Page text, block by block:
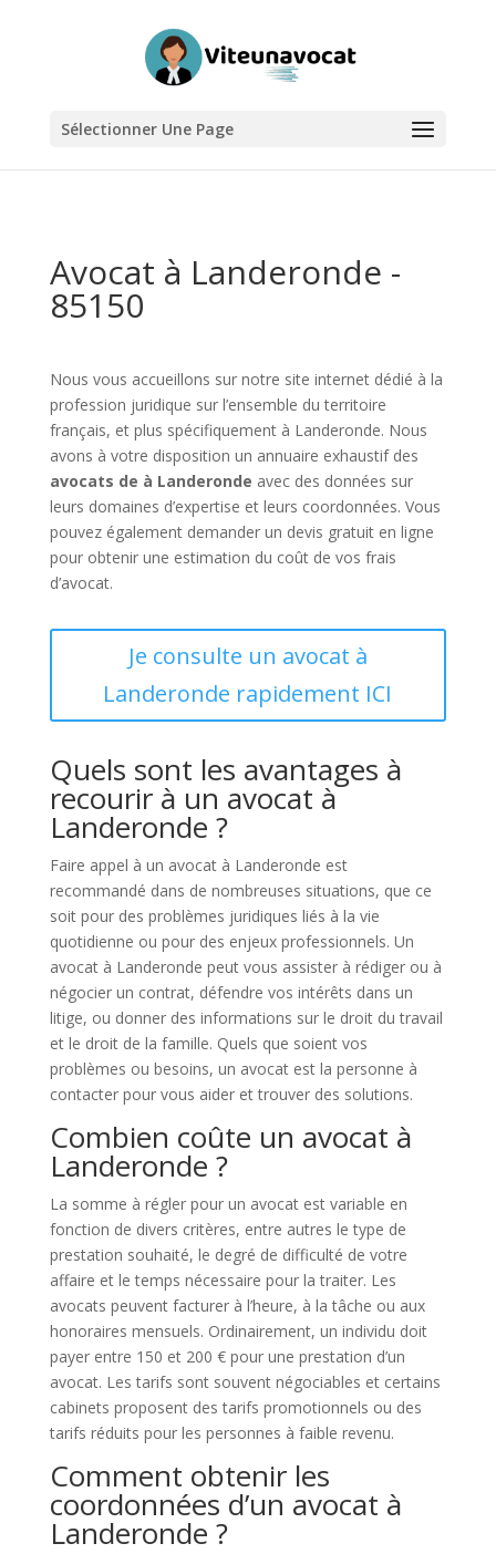
Sélectionner Une Page
Avocat à Landeronde -
85150
Nous vous accueillons sur notre site internet dédié à la
profession juridique sur l’ensemble du territoire
français, et plus spécifiquement à Landeronde. Nous
avons à votre disposition un annuaire exhaustif des
avocats de à Landeronde avec des données sur
leurs domaines d’expertise et leurs coordonnées. Vous
pouvez également demander un devis gratuit en ligne
pour obtenir une estimation du coût de vos frais
d’avocat.
Je consulte un avocat à
Landeronde rapidement ICI
Quels sont les avantages à
recourir à un avocat à
Landeronde ?
Faire appel à un avocat à Landeronde est
recommandé dans de nombreuses situations, que ce
soit pour des problèmes juridiques liés à la vie
quotidienne ou pour des enjeux professionnels. Un
avocat à Landeronde peut vous assister à rédiger ou à
négocier un contrat, défendre vos intérêts dans un
litige, ou donner des informations sur le droit du travail
et le droit de la famille. Quels que soient vos
problèmes ou besoins, un avocat est la personne à
contacter pour vous aider et trouver des solutions.
Combien coûte un avocat à
Landeronde ?
La somme à régler pour un avocat est variable en
fonction de divers critères, entre autres le type de
prestation souhaité, le degré de difficulté de votre
affaire et le temps nécessaire pour la traiter. Les
avocats peuvent facturer à l’heure, à la tâche ou aux
honoraires mensuels. Ordinairement, un individu doit
payer entre 150 et 200 € pour une prestation d’un
avocat. Les tarifs sont souvent négociables et certains
cabinets proposent des tarifs promotionnels ou des
tarifs réduits pour les personnes à faible revenu.
Comment obtenir les
coordonnées d’un avocat à
Landeronde ?